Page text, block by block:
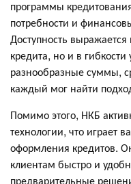
программы
потребности и
Доступность выражается
кредита, но и в
разнообразные суммы,
каждый мог найти
Помимо этого, НКБ
технологии, что играет
оформления кредитов.
клиентам быстро и
предварительные